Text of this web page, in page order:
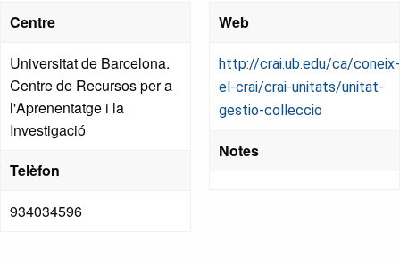
Centre
Universitat de Barcelona.
Centre de Recursos per a
l'Aprenentatge i la
Investigació
Telèfon
934034596
Web
http://crai.ub.edu/ca/coneix-
el-crai/crai-unitats/unitat-
gestio-colleccio
Notes